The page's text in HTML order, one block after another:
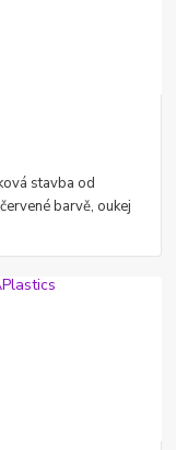
stavba od
barvě, oukej